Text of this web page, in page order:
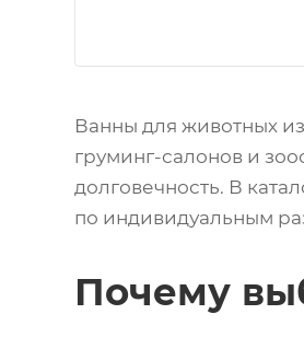
Ванны для животных
груминг-салонов и
долговечность. В
по индивидуальным
Почему